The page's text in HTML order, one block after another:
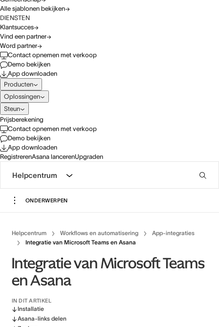
Alle sjablonen bekijken
DIENSTEN
Klantsucces
Vind een partner
Word partner
Contact opnemen met verkoop
Demo bekijken
App downloaden
Producten
Oplossingen
Steun
Prijsberekening
Contact opnemen met verkoop
Demo bekijken
App downloaden
RegistrerenAsana lancerenUpgraden
Helpcentrum
ONDERWERPEN
Helpcentrum Workflows en automatisering
App-integraties
Integratie van Microsoft Teams en Asana
Integratie van Microsoft Teams
en Asana
IN DIT ARTIKEL
Installatie
Asana-links delen